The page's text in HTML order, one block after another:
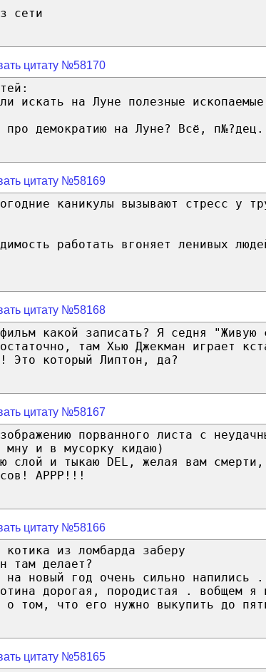
сети
цитату №58170
искать на Луне полезные
про демократию на Луне? Всё,
цитату №58169
каникулы вызывают стресс у
работать вгоняет ленивых
цитату №58168
какой записать? Я седня "Живую
там Хью Джекман играет
который Липтон, да?
цитату №58167
порванного листа с
и в мусорку кидаю)
слой и тыкаю DEL, желая вам смерти,
АРРР!!!
цитату №58166
из ломбарда заберу
там делает?
на новый год очень сильно напились
дорогая, породистая . вобщем я
о том, что его нужно выкупить до
цитату №58165